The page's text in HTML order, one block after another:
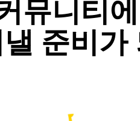
뮤니티
준비가